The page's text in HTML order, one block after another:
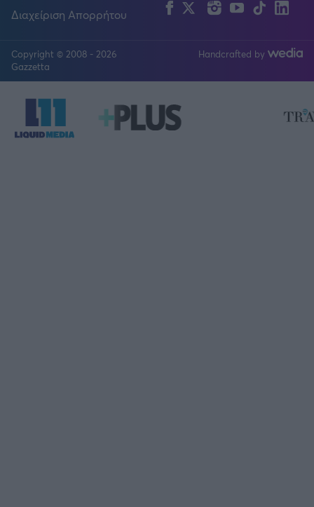
Διαχείριση Απορρήτου
FacebookTwitterInstagram
YouTubeTikTok
Copyright © 2008 - 2026
Gazzetta
Handcrafted by